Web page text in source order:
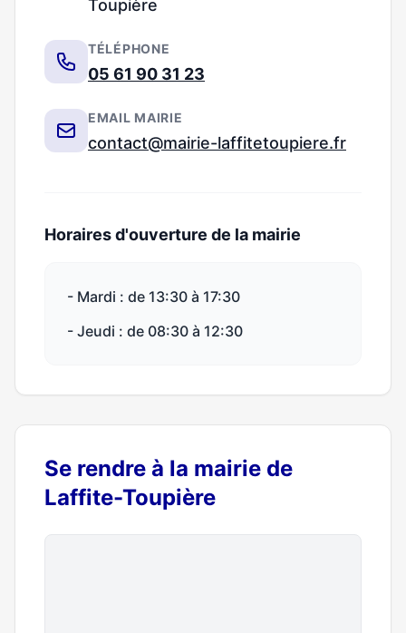
Toupière
TÉLÉPHONE
05 61 90 31 23
EMAIL MAIRIE
contact@mairie-laffitetoupiere.fr
Horaires d'ouverture de la mairie
- Mardi : de 13:30 à 17:30
- Jeudi : de 08:30 à 12:30
Se rendre à la mairie de
Laffite-Toupière